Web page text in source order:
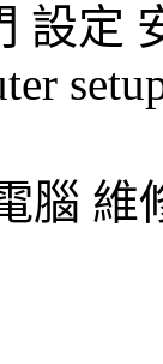
設定
腦